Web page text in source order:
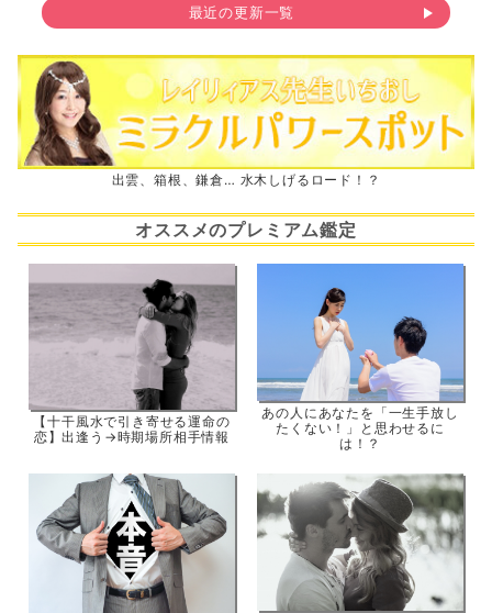
最近の更新一覧
出雲、箱根、鎌倉… 水木しげるロード！？
オススメのプレミアム鑑定
【十干風水で引き寄せる運命の
恋】出逢う→時期場所相手情報
あの人にあなたを「一生手放し
たくない！」と思わせるに
は！？